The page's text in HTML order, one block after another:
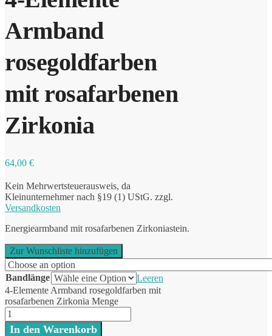
Armband
rosegoldfarben
mit rosafarbenen
Zirkonia
64,00 €
Kein Mehrwertsteuerausweis, da
Kleinunternehmer nach §19 (1) UStG. zzgl.
Versandkosten
Energiearmband mit rosafarbenen Zirkoniastein.
Zur Wunschliste hinzufügen
Bandlänge
Leeren
4-Elemente Armband rosegoldfarben mit
rosafarbenen Zirkonia Menge
In den Warenkorb